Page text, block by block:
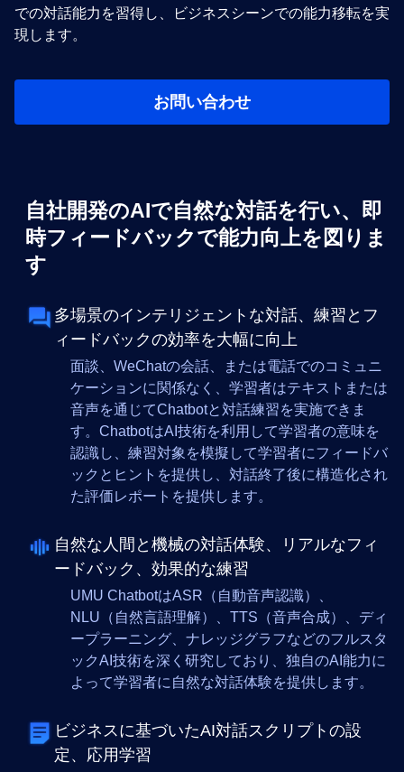
での対話能力を習得し、ビジネスシーンでの能力移転を実
現します。
お問い合わせ
自社開発のAIで自然な対話を行い、即
時フィードバックで能力向上を図りま
す
多場景のインテリジェントな対話、練習とフ
ィードバックの効率を大幅に向上
面談、WeChatの会話、または電話でのコミュニ
ケーションに関係なく、学習者はテキストまたは
音声を通じてChatbotと対話練習を実施できま
す。ChatbotはAI技術を利用して学習者の意味を
認識し、練習対象を模擬して学習者にフィードバ
ックとヒントを提供し、対話終了後に構造化され
た評価レポートを提供します。
自然な人間と機械の対話体験、リアルなフィ
ードバック、効果的な練習
UMU ChatbotはASR（自動音声認識）、
NLU（自然言語理解）、TTS（音声合成）、ディ
ープラーニング、ナレッジグラフなどのフルスタ
ックAI技術を深く研究しており、独自のAI能力に
よって学習者に自然な対話体験を提供します。
ビジネスに基づいたAI対話スクリプトの設
定、応用学習